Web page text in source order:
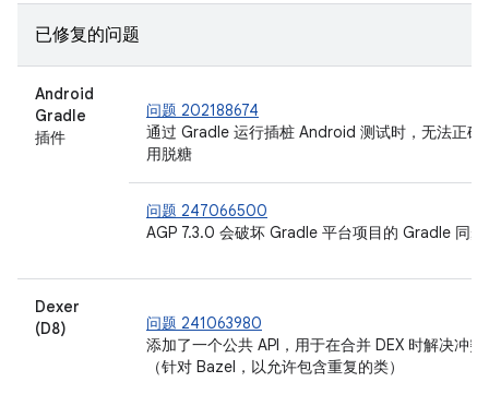
已修复的问题
Android
Gradle
插件
问题 202188674
通过 Gradle 运行插桩 Android 测试时，无法正确
用脱糖
问题 247066500
AGP 7.3.0 会破坏 Gradle 平台项目的 Gradle 同步
Dexer
(D8)
问题 241063980
添加了一个公共 API，用于在合并 DEX 时解决冲突
（针对 Bazel，以允许包含重复的类）